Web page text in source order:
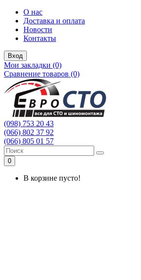
О нас
Доставка и оплата
Новости
Контакты
Вход
Мои закладки (0)
Сравнение товаров (0)
(098) 753 20 43
(066) 802 37 92
(066) 805 01 57
0
В корзине пусто!